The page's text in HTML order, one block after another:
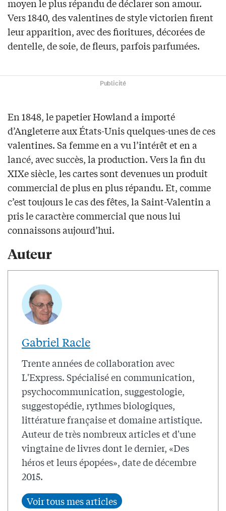
moyen le plus répandu de déclarer son amour.
Vers 1840, des valentines de style victorien firent
leur apparition, avec des fioritures, décorées de
dentelle, de soie, de fleurs, parfois parfumées.
Publicité
En 1848, le papetier Howland a importé
d’Angleterre aux États-Unis quelques-unes de ces
valentines. Sa femme en a vu l’intérêt et en a
lancé, avec succès, la production. Vers la fin du
XIXe siècle, les cartes sont devenues un produit
commercial de plus en plus répandu. Et, comme
c’est toujours le cas des fêtes, la Saint-Valentin a
pris le caractère commercial que nous lui
connaissons aujourd’hui.
Auteur
Gabriel Racle
Trente années de collaboration avec
L'Express. Spécialisé en communication,
psychocommunication, suggestologie,
suggestopédie, rythmes biologiques,
littérature française et domaine artistique.
Auteur de très nombreux articles et d'une
vingtaine de livres dont le dernier, «Des
héros et leurs épopées», date de décembre
2015.